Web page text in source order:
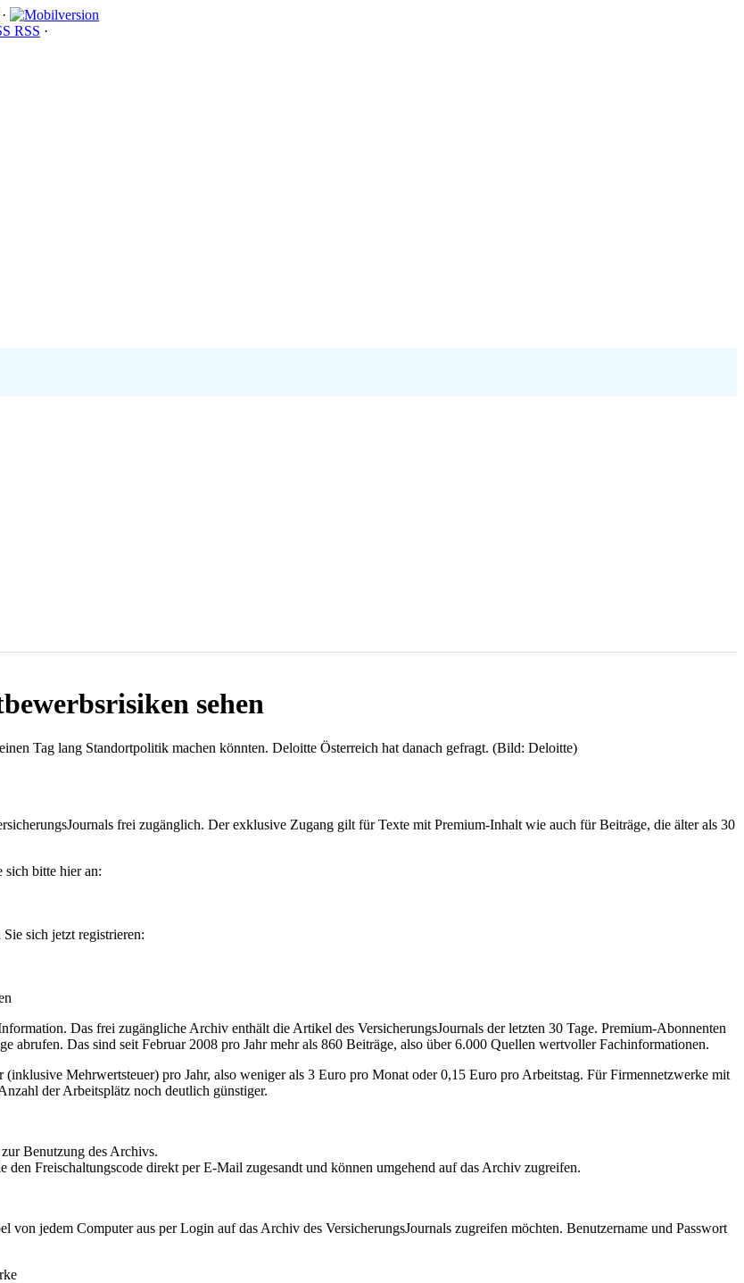
·
RSS ·
sehen
Tag lang Standortpolitik machen könnten. Deloitte Österreich hat danach gefragt. (Bild: Deloitte)
frei zugänglich. Der exklusive Zugang gilt für Texte mit Premium-Inhalt wie auch für Beiträge, die älter als 30
sich bitte hier an:
sich jetzt registrieren:
Das frei zugängliche Archiv enthält die Artikel des VersicherungsJournals der letzten 30 Tage. Premium-Abonnenten
abrufen. Das sind seit Februar 2008 pro Jahr mehr als 860 Beiträge, also über 6.000 Quellen wertvoller Fachinformationen.
Mehrwertsteuer) pro Jahr, also weniger als 3 Euro pro Monat oder 0,15 Euro pro Arbeitstag. Für Firmennetzwerke mit
der Arbeitsplätz noch deutlich günstiger.
Benutzung des Archivs.
Freischaltungscode direkt per E-Mail zugesandt und können umgehend auf das Archiv zugreifen.
von jedem Computer aus per Login auf das Archiv des VersicherungsJournals zugreifen möchten. Benutzername und Passwort